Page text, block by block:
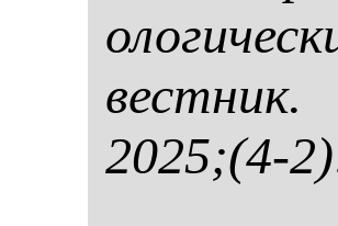
вес­тник.
2025;(4-